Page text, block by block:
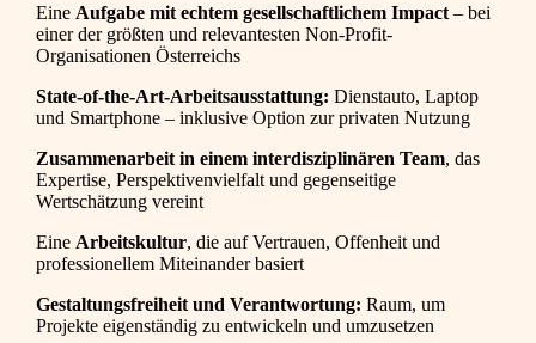
Eine Aufgabe mit echtem gesellschaftlichem Impact – bei
einer der größten und relevantesten Non-Profit-
Organisationen Österreichs
State-of-the-Art-Arbeitsausstattung: Dienstauto, Laptop
und Smartphone – inklusive Option zur privaten Nutzung
Zusammenarbeit in einem interdisziplinären Team, das
Expertise, Perspektivenvielfalt und gegenseitige
Wertschätzung vereint
Eine Arbeitskultur, die auf Vertrauen, Offenheit und
professionellem Miteinander basiert
Gestaltungsfreiheit und Verantwortung: Raum, um
Projekte eigenständig zu entwickeln und umzusetzen